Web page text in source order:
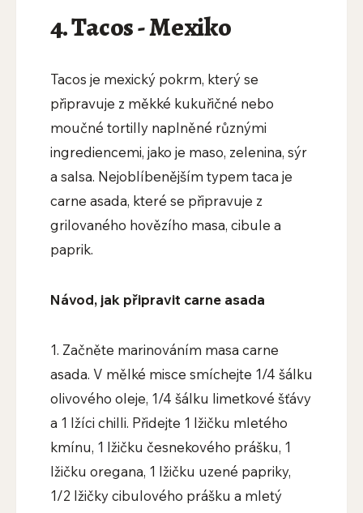
4. Tacos - Mexiko
Tacos je mexický pokrm, který se
připravuje z měkké kukuřičné nebo
moučné tortilly naplněné různými
ingrediencemi, jako je maso, zelenina, sýr
a salsa. Nejoblíbenějším typem taca je
carne asada, které se připravuje z
grilovaného hovězího masa, cibule a
paprik.
Návod, jak připravit carne asada
1. Začněte marinováním masa carne
asada. V mělké misce smíchejte 1/4 šálku
olivového oleje, 1/4 šálku limetkové šťávy
a 1 lžíci chilli. Přidejte 1 lžičku mletého
kmínu, 1 lžičku česnekového prášku, 1
lžičku oregana, 1 lžičku uzené papriky,
1/2 lžičky cibulového prášku a mletý